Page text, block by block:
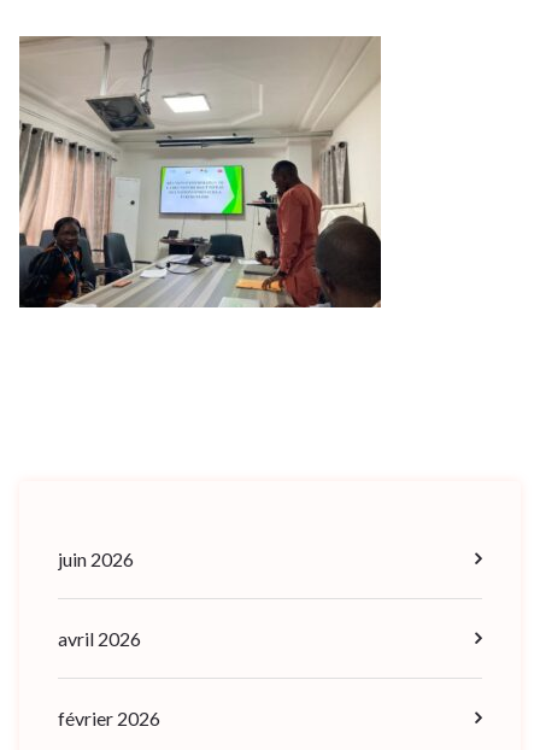
juin 2026
avril 2026
février 2026